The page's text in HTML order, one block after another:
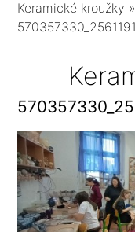
Keramické kroužky »